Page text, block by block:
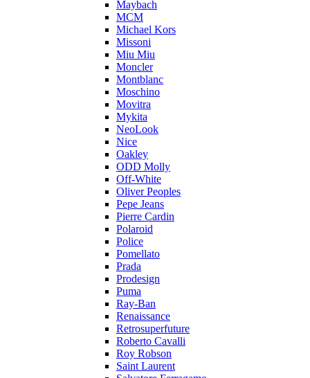
Maybach
MCM
Michael Kors
Missoni
Miu Miu
Moncler
Montblanc
Moschino
Movitra
Mykita
NeoLook
Nice
Oakley
ODD Molly
Off-White
Oliver Peoples
Pepe Jeans
Pierre Cardin
Polaroid
Police
Pomellato
Prada
Prodesign
Puma
Ray-Ban
Renaissance
Retrosuperfuture
Roberto Cavalli
Roy Robson
Saint Laurent